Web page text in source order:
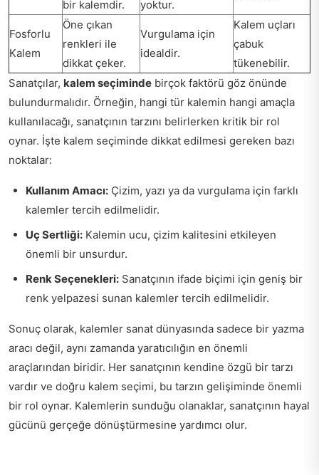
bir kalemdir.
yoktur.
Fosforlu
Kalem
Öne çıkan
renkleri ile
dikkat çeker.
Vurgulama için
idealdir.
Kalem uçları
çabuk
tükenebilir.
Sanatçılar, kalem seçiminde birçok faktörü göz önünde
bulundurmalıdır. Örneğin, hangi tür kalemin hangi amaçla
kullanılacağı, sanatçının tarzını belirlerken kritik bir rol
oynar. İşte kalem seçiminde dikkat edilmesi gereken bazı
noktalar:
Kullanım Amacı: Çizim, yazı ya da vurgulama için farklı
kalemler tercih edilmelidir.
Uç Sertliği: Kalemin ucu, çizim kalitesini etkileyen
önemli bir unsurdur.
Renk Seçenekleri: Sanatçının ifade biçimi için geniş bir
renk yelpazesi sunan kalemler tercih edilmelidir.
Sonuç olarak, kalemler sanat dünyasında sadece bir yazma
aracı değil, aynı zamanda yaratıcılığın en önemli
araçlarından biridir. Her sanatçının kendine özgü bir tarzı
vardır ve doğru kalem seçimi, bu tarzın gelişiminde önemli
bir rol oynar. Kalemlerin sunduğu olanaklar, sanatçının hayal
gücünü gerçeğe dönüştürmesine yardımcı olur.